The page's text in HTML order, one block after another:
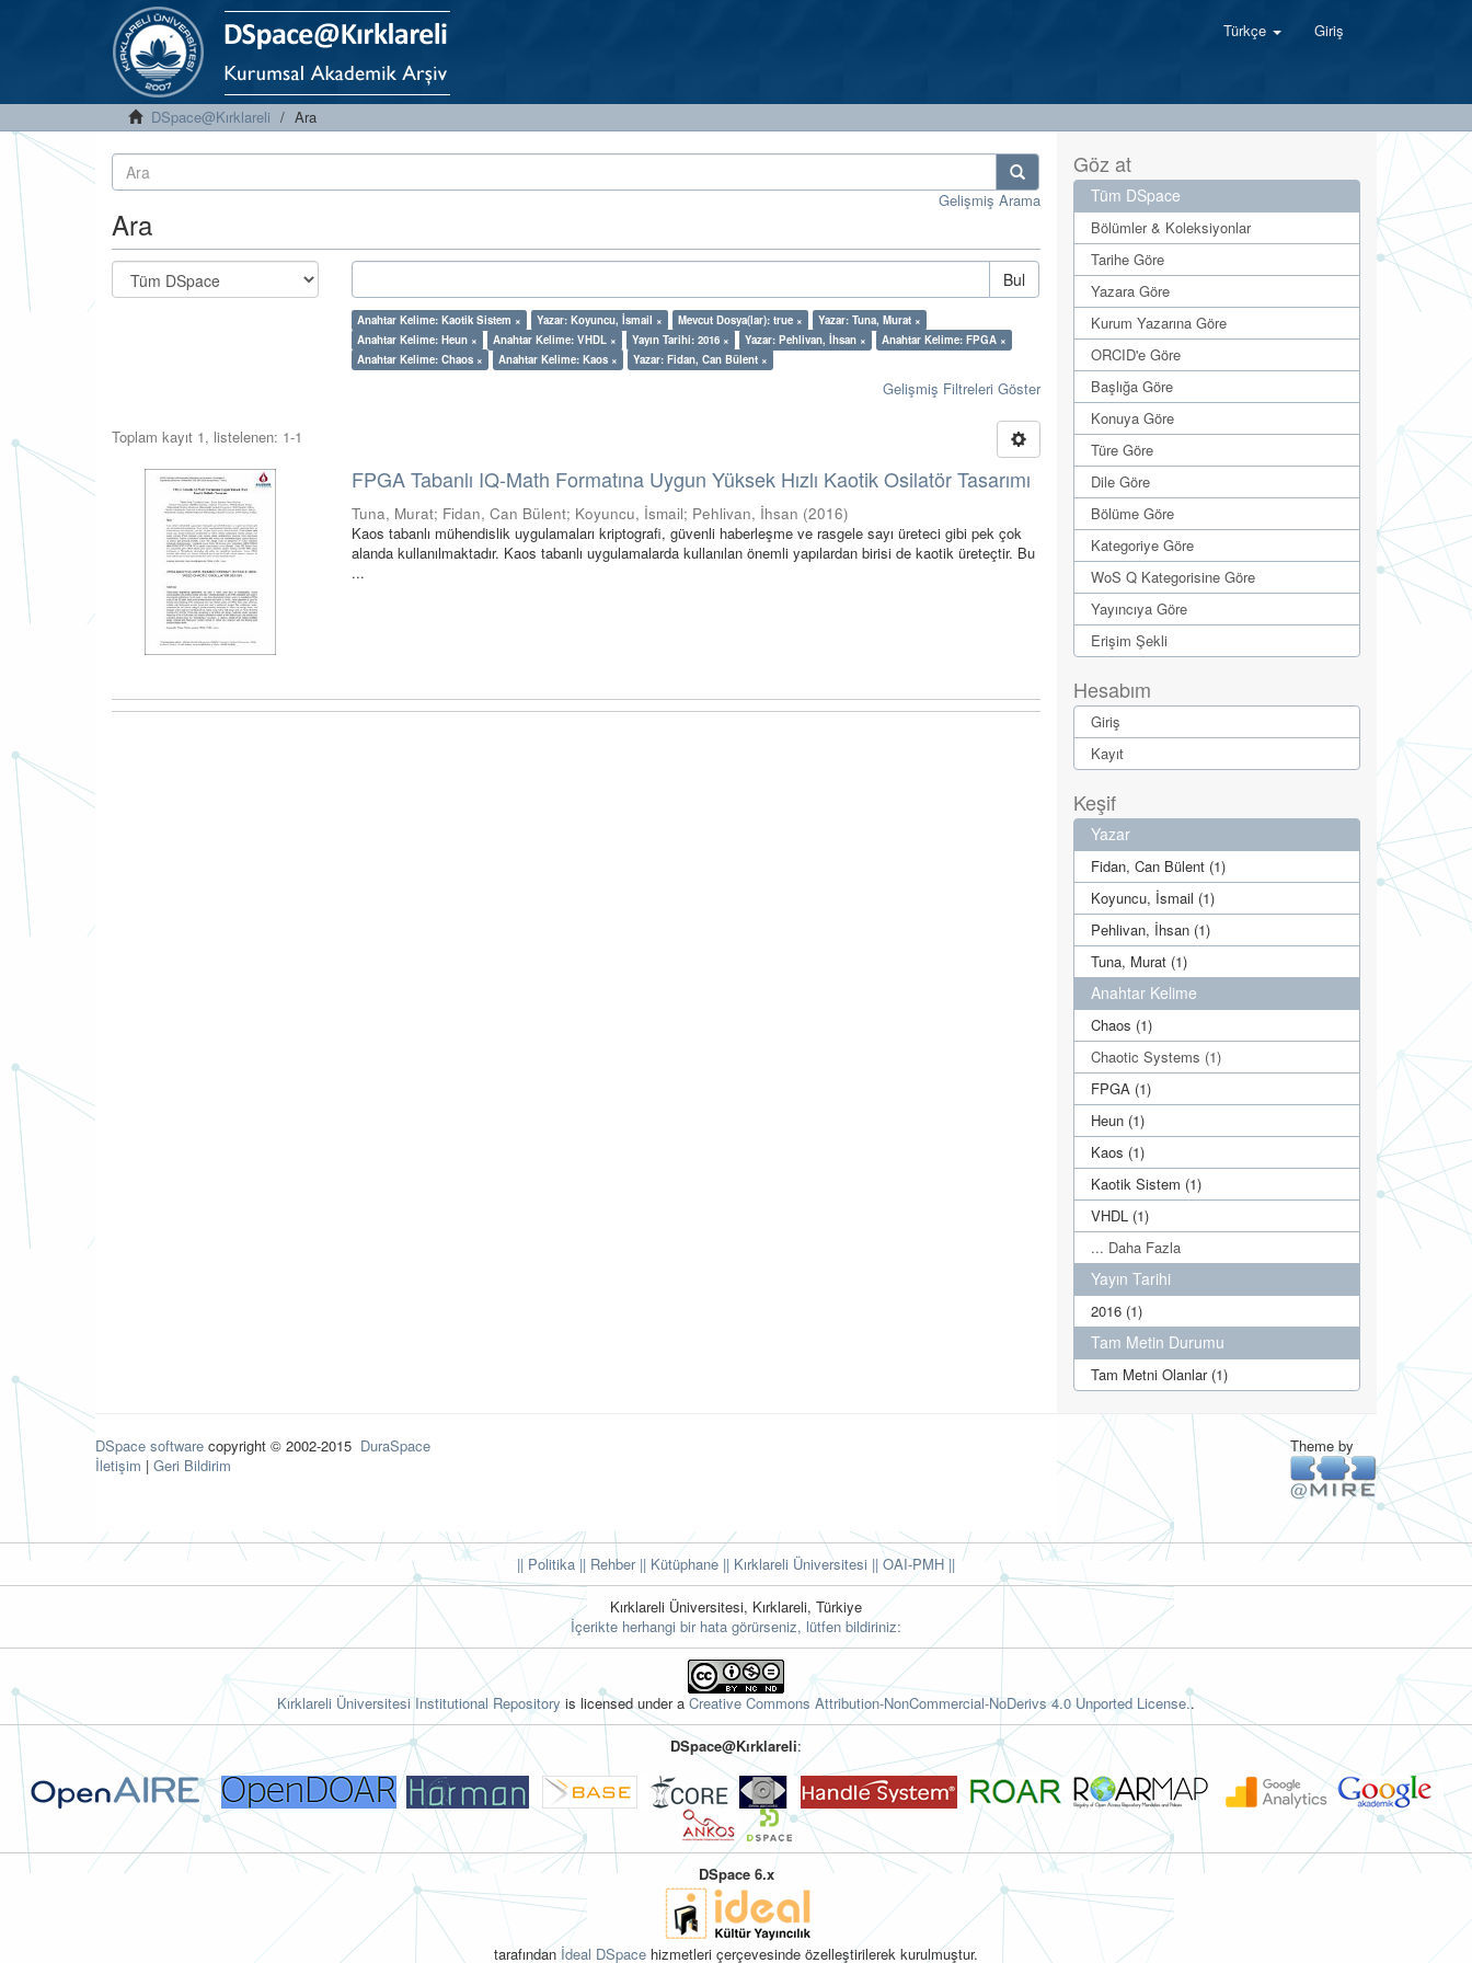
Türkçe Giriş
DSpace@Kırklareli Ara
Gelişmiş Arama
Ara
Bul
Anahtar Kelime: Kaotik Sistem × Yazar: Koyuncu, İsmail × Mevcut Dosya(lar): true ×
Yazar: Tuna, Murat ×
Anahtar Kelime: Heun ×
Anahtar Kelime: VHDL × Yayın Tarihi: 2016 × Yazar: Pehlivan, İhsan ×
Anahtar Kelime: FPGA ×
Anahtar Kelime: Chaos ×
Anahtar Kelime: Kaos × Yazar: Fidan, Can Bülent ×
Gelişmiş Filtreleri Göster
Toplam kayıt 1, listelenen: 1-1
FPGA Tabanlı IQ-Math Formatına Uygun Yüksek Hızlı Kaotik Osilatör Tasarımı
Tuna, Murat; Fidan, Can Bülent; Koyuncu, İsmail; Pehlivan, İhsan (2016)
Kaos tabanlı mühendislik uygulamaları kriptografi, güvenli haberleşme ve rasgele sayı üreteci gibi pek çok
alanda kullanılmaktadır. Kaos tabanlı uygulamalarda kullanılan önemli yapılardan birisi de kaotik üreteçtir. Bu
...
Göz at
Tüm DSpace
Bölümler & Koleksiyonlar
Tarihe Göre
Yazara Göre
Kurum Yazarına Göre
ORCID'e Göre
Başlığa Göre
Konuya Göre
Türe Göre
Dile Göre
Bölüme Göre
Kategoriye Göre
WoS Q Kategorisine Göre
Yayıncıya Göre
Erişim Şekli
Hesabım
Giriş
Kayıt
Keşif
Yazar
Fidan, Can Bülent (1)
Koyuncu, İsmail (1)
Pehlivan, İhsan (1)
Tuna, Murat (1)
Anahtar Kelime
Chaos (1)
Chaotic Systems (1)
FPGA (1)
Heun (1)
Kaos (1)
Kaotik Sistem (1)
VHDL (1)
... Daha Fazla
Yayın Tarihi
2016 (1)
Tam Metin Durumu
Tam Metni Olanlar (1)
DSpace software copyright © 2002-2015 DuraSpace
İletişim | Geri Bildirim
Theme by
|| Politika|| Rehber|| Kütüphane || Kırklareli Üniversitesi || OAI-PMH ||
Kırklareli Üniversitesi, Kırklareli, Türkiye
İçerikte herhangi bir hata görürseniz, lütfen bildiriniz:
Kırklareli Üniversitesi Institutional Repository is licensed under a Creative Commons Attribution-NonCommercial-NoDerivs 4.0 Unported License..
DSpace@Kırklareli:
DSpace 6.x
tarafından İdeal DSpace hizmetleri çerçevesinde özelleştirilerek kurulmuştur.